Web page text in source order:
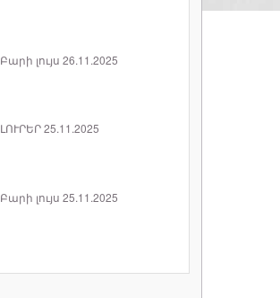
Բարի լույս 26.11.2025
ԼՈՒՐԵՐ 25.11.2025
Բարի լույս 25.11.2025